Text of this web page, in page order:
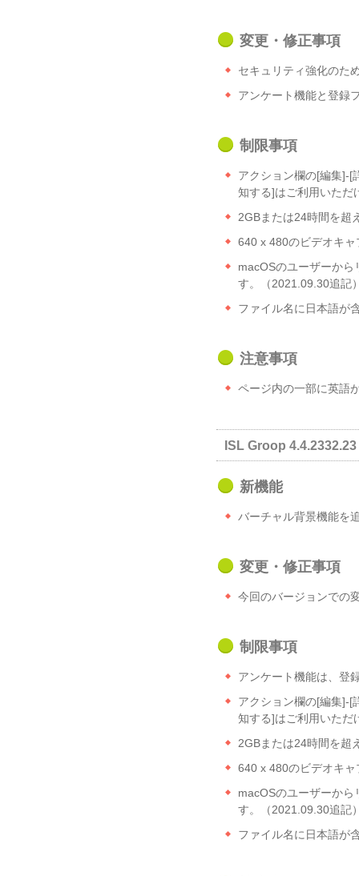
変更・修正事項
セキュリティ強化のた
アンケート機能と登録
制限事項
アクション欄の[編集]-[
知する]はご利用いただ
2GBまたは24時間を超
640 x 480のビデオキ
macOSのユーザーか
す。（2021.09.30追記
ファイル名に日本語が
注意事項
ページ内の一部に英語
ISL Groop
新機能
バーチャル背景機能を
変更・修正事項
今回のバージョンでの
制限事項
アンケート機能は、登
アクション欄の[編集]-[
知する]はご利用いただ
2GBまたは24時間を超
640 x 480のビデオキ
macOSのユーザーか
す。（2021.09.30追記
ファイル名に日本語が